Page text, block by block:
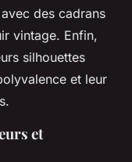
des cadrans
vintage. Enfin,
silhouettes
et leur
et